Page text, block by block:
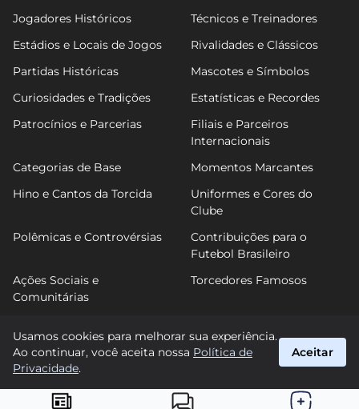
Jogadores Históricos
Técnicos e Treinadores
Estádios e Locais de Jogos
Rivalidades e Clássicos
Partidas Históricas
Mascotes e Símbolos
Curiosidades e Tradições
Estatísticas e Recordes
Patrocínios e Parcerias
Filiais e Parceiros
Internacionais
Categorias de Base
Momentos Marcantes
Hino e Cantos da Torcida
Uniformes e Cores do
Clube
Polêmicas e Controvérsias
Contribuições para o
Futebol Brasileiro
Ações Sociais e
Comunitárias
Torcedores Famosos
FutCeará
Usamos cookies para melhorar sua experiência.
Ao continuar, você aceita nossa Política de
Privacidade.
Aceitar